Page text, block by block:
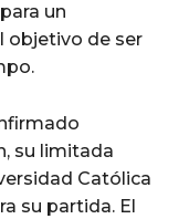
un
objetivo de ser
su limitada
Católica
su partida. El